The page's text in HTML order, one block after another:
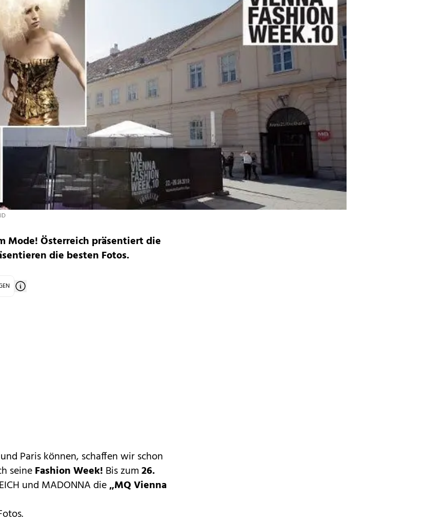
Mode! Österreich präsentiert die
die besten Fotos.
Paris können, schaffen wir schon
seineFashion Week! Bis zum26.
und MADONNAdie„MQ Vienna